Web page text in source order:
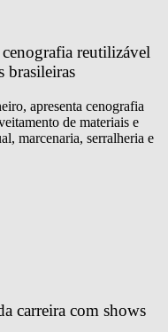
reutilizável
brasileiras
apresenta cenografia
de materiais e
marcenaria, serralheria e
carreira com shows